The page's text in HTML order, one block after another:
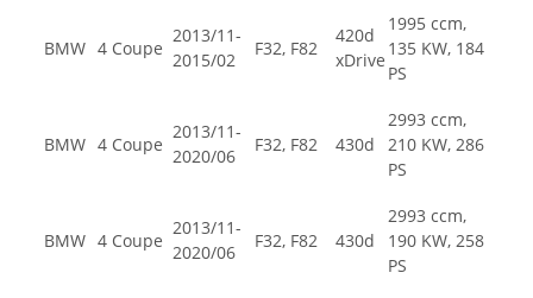
BMW 4 Coupe
2013/11-
2015/02
F32, F82
420d
xDrive
1995 ccm,
135 KW, 184
PS
BMW 4 Coupe
2013/11-
2020/06
F32, F82 430d
2993 ccm,
210 KW, 286
PS
BMW 4 Coupe
2013/11-
2020/06
F32, F82 430d
2993 ccm,
190 KW, 258
PS